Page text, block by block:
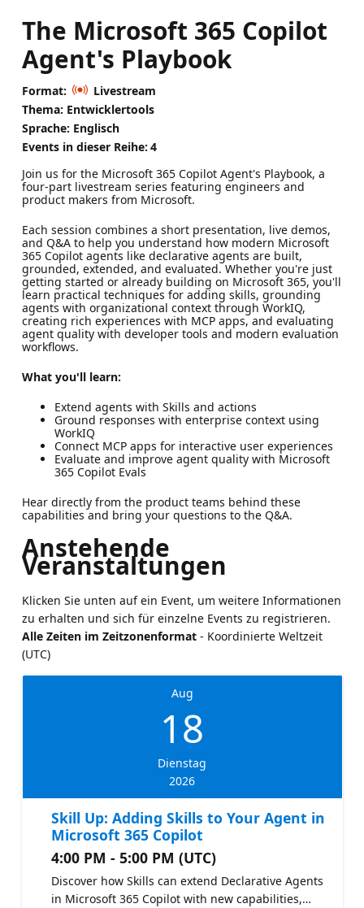
The Microsoft 365 Copilot
Agent's Playbook
Format:
Livestream
Thema: Entwicklertools
Sprache: Englisch
Events in dieser Reihe: 4
Join us for the Microsoft 365 Copilot Agent's Playbook, a
four-part livestream series featuring engineers and
product makers from Microsoft.
Each session combines a short presentation, live demos,
and Q&A to help you understand how modern Microsoft
365 Copilot agents like declarative agents are built,
grounded, extended, and evaluated. Whether you're just
getting started or already building on Microsoft 365, you'll
learn practical techniques for adding skills, grounding
agents with organizational context through WorkIQ,
creating rich experiences with MCP apps, and evaluating
agent quality with developer tools and modern evaluation
workflows.
What you'll learn:
Extend agents with Skills and actions
Ground responses with enterprise context using
WorkIQ
Connect MCP apps for interactive user experiences
Evaluate and improve agent quality with Microsoft
365 Copilot Evals
Hear directly from the product teams behind these
capabilities and bring your questions to the Q&A.
Anstehende
Veranstaltungen
Klicken Sie unten auf ein Event, um weitere Informationen
zu erhalten und sich für einzelne Events zu registrieren.
Alle Zeiten im Zeitzonenformat - Koordinierte Weltzeit
(UTC)
Aug
18
Dienstag
2026
Skill Up: Adding Skills to Your Agent in
Microsoft 365 Copilot
4:00 PM - 5:00 PM (UTC)
Discover how Skills can extend Declarative Agents
in Microsoft 365 Copilot with new capabilities,